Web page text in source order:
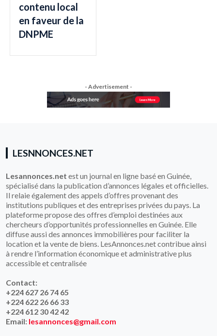
contenu local
en faveur de la
DNPME
- Advertisement -
LESNNONCES.NET
Lesannonces.net est un journal en ligne basé en Guinée,
spécialisé dans la publication d’annonces légales et officielles.
Il relaie également des appels d’offres provenant des
institutions publiques et des entreprises privées du pays. La
plateforme propose des offres d’emploi destinées aux
chercheurs d’opportunités professionnelles en Guinée. Elle
diffuse aussi des annonces immobilières pour faciliter la
location et la vente de biens. LesAnnonces.net contribue ainsi
à rendre l’information économique et administrative plus
accessible et centralisée
Contact:
+224 627 26 74 65
+224 622 26 66 33
+224 612 30 42 42
Email: lesannonces@gmail.com